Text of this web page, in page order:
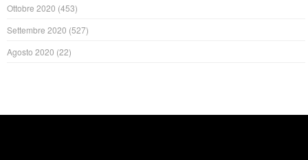
Ottobre 2020 (453)
Settembre 2020 (527)
Agosto 2020 (22)